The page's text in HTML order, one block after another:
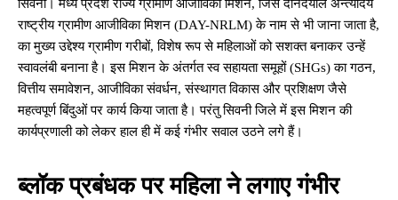
सिवनी। मध्य प्रदेश राज्य ग्रामीण आजीविका मिशन, जिसे दीनदयाल अन्त्योदय
राष्ट्रीय ग्रामीण आजीविका मिशन (DAY-NRLM) के नाम से भी जाना जाता है,
का मुख्य उद्देश्य ग्रामीण गरीबों, विशेष रूप से महिलाओं को सशक्त बनाकर उन्हें
स्वावलंबी बनाना है। इस मिशन के अंतर्गत स्व सहायता समूहों (SHGs) का गठन,
वित्तीय समावेशन, आजीविका संवर्धन, संस्थागत विकास और प्रशिक्षण जैसे
महत्वपूर्ण बिंदुओं पर कार्य किया जाता है। परंतु सिवनी जिले में इस मिशन की
कार्यप्रणाली को लेकर हाल ही में कई गंभीर सवाल उठने लगे हैं।
ब्लॉक प्रबंधक पर महिला ने लगाए गंभीर